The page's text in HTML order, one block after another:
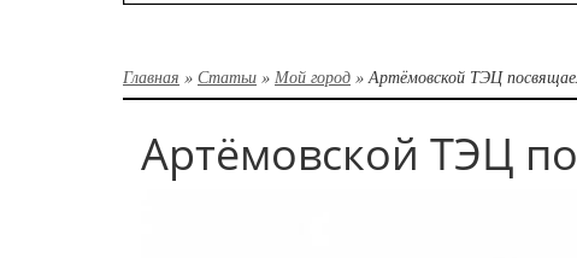
Главная » Статьи » Мой город » Артёмовской ТЭЦ
Артёмовской ТЭЦ